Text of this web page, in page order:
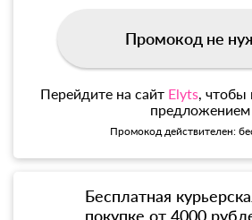
Промокод не
Перейдите на сайт Elyts, чтобы
предложением
Промокод действителен:
Бесплатная
покупке от 4000